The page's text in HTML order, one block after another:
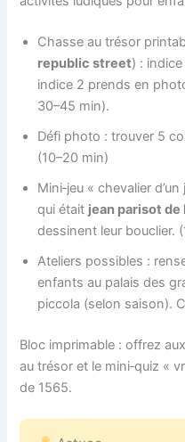
Chasse au trésor
republic street) :
indice 2 prends en
30–45 min).
Défi photo : trouver 5
(10–20 min)
Mini‑jeu « chevalier
qui était jean parisot de
dessinent leur bouclier.
Ateliers possibles :
enfants au palais des
piccola (selon saison).
Bloc imprimable : offrez
au trésor et le mini‑quiz «
de 1565.